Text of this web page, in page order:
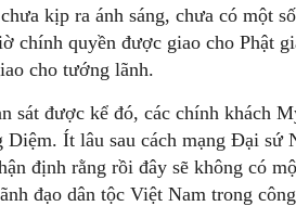
kịp ra ánh sáng, chưa có một
chính quyền được giao cho Phật
cho tướng lãnh.
sát được kể đó, các chính khách
Diệm. Ít lâu sau cách mạng Đại
định rằng rồi đây sẽ không có
đạo dân tộc Việt Nam trong